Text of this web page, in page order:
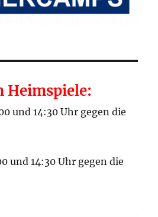
Heimspiele:
und 14:30 Uhr gegen die
und 14:30 Uhr gegen die